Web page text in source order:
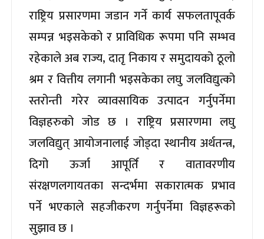
राष्ट्रिय प्रसारणमा जडान गर्ने कार्य सफलतापूवर्क
सम्पन्न भइसकेको र प्राविधिक रूपमा पनि सम्भव
रहेकाले अब राज्य, दातृ निकाय र समुदायको ठूलो
श्रम र वित्तीय लगानी भइसकेका लघु जलविद्युत्को
स्तरोन्ती गरेर व्यावसायिक उत्पादन गर्नुपर्नेमा
विज्ञहरुको जोड छ । राष्ट्रिय प्रसारणमा लघु
जलविद्युत् आयोजनालाई जोड्दा स्थानीय अर्थतन्त्र,
दिगो ऊर्जा आपूर्ति र वातावरणीय
संरक्षणलगायतका सन्दर्भमा सकारात्मक प्रभाव
पर्ने भएकाले सहजीकरण गर्नुपर्नेमा विज्ञहरूको
सुझाव छ ।